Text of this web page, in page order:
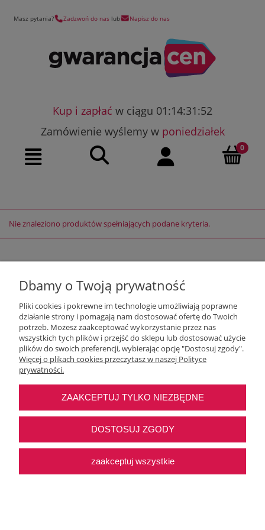
Masz pytania? Zadzwoń do nas lub Napisz do nas
Kup i zapłać w ciągu 01:14:31:52
Zamówienie wyślemy w poniedziałek
Nie znaleziono produktów spełniających podane kryteria.
Moje konto
Najczęstsze pytania
Pomoc
Dbamy o Twoją prywatność
Pliki cookies i pokrewne im technologie umożliwiają poprawne
działanie strony i pomagają nam dostosować ofertę do Twoich
potrzeb. Możesz zaakceptować wykorzystanie przez nas
wszystkich tych plików i przejść do sklepu lub dostosować użycie
plików do swoich preferencji, wybierając opcję "Dostosuj zgody".
Więcej o plikach cookies przeczytasz w naszej Polityce
prywatności.
ZAAKCEPTUJ TYLKO NIEZBĘDNE
DOSTOSUJ ZGODY
zaakceptuj wszystkie